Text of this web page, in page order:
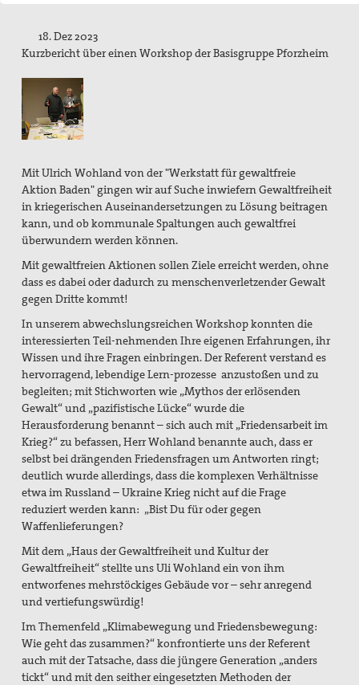
Spiritualität
Aktive Gewaltfreiheit
Bühler Kreuz und andere Orte des Friedens
Friedensmeditationen zu Menschen des Friedens
Politisches Nachtgebet
Themen, Angebote und Projekte
Bündnis "Schulfrei für die Bundeswehr. Lernen für den
Frieden"
Filmgespräch "tun wir. tun wir. was dazu."
Friedensbildung
Friedensläufe
Freiwilligendienste
Israel/Palästina
„PEACE TALKS“ – Über Frieden reden
Minderheiten, Migration und Flucht
Rüstungsexporte
Sicherheit neu denken
Max Josef Metzger - Ein Pionier des Friedens und der
Ökumene
2024_Zur Seligsprechung Max Josef Metzgers: Seine
Bedeutung als Vordenker und Vorkämpfer für Frieden
und Ökumene
18. Dez 2023
Kurzbericht über einen Workshop der Basisgruppe Pforzheim
Mit Ulrich Wohland von der "Werkstatt für gewaltfreie
Aktion Baden" gingen wir auf Suche inwiefern Gewaltfreiheit
in kriegerischen Auseinandersetzungen zu Lösung beitragen
kann, und ob kommunale Spaltungen auch gewaltfrei
überwundern werden können.
Mit gewaltfreien Aktionen sollen Ziele erreicht werden, ohne
dass es dabei oder dadurch zu menschenverletzender Gewalt
gegen Dritte kommt!
In unserem abwechslungsreichen Workshop konnten die
interessierten Teil-nehmenden Ihre eigenen Erfahrungen, ihr
Wissen und ihre Fragen einbringen. Der Referent verstand es
hervorragend, lebendige Lern-prozesse anzustoßen und zu
begleiten; mit Stichworten wie „Mythos der erlösenden
Gewalt“ und „pazifistische Lücke“ wurde die
Herausforderung benannt – sich auch mit „Friedensarbeit im
Krieg?“ zu befassen, Herr Wohland benannte auch, dass er
selbst bei drängenden Friedensfragen um Antworten ringt;
deutlich wurde allerdings, dass die komplexen Verhältnisse
etwa im Russland – Ukraine Krieg nicht auf die Frage
reduziert werden kann: „Bist Du für oder gegen
Waffenlieferungen?
Mit dem „Haus der Gewaltfreiheit und Kultur der
Gewaltfreiheit“ stellte uns Uli Wohland ein von ihm
entworfenes mehrstöckiges Gebäude vor – sehr anregend
und vertiefungswürdig!
Im Themenfeld „Klimabewegung und Friedensbewegung:
Wie geht das zusammen?“ konfrontierte uns der Referent
auch mit der Tatsache, dass die jüngere Generation „anders
tickt“ und mit den seither eingesetzten Methoden der